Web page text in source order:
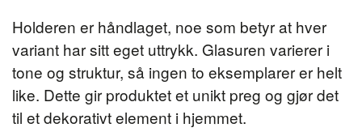
Holderen er håndlaget, noe som betyr at hver
variant har sitt eget uttrykk. Glasuren varierer i
tone og struktur, så ingen to eksemplarer er helt
like. Dette gir produktet et unikt preg og gjør det
til et dekorativt element i hjemmet.